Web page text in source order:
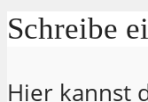
Schreibe
Hier kannst